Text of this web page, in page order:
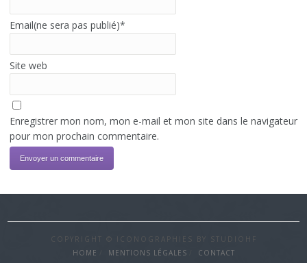
Email(ne sera pas publié)*
Site web
Enregistrer mon nom, mon e-mail et mon site dans le navigateur
pour mon prochain commentaire.
COPYRIGHT © ICONOGRAPHIES BY STUDIOHF
HOME
MENTIONS LÉGALES CONTACT